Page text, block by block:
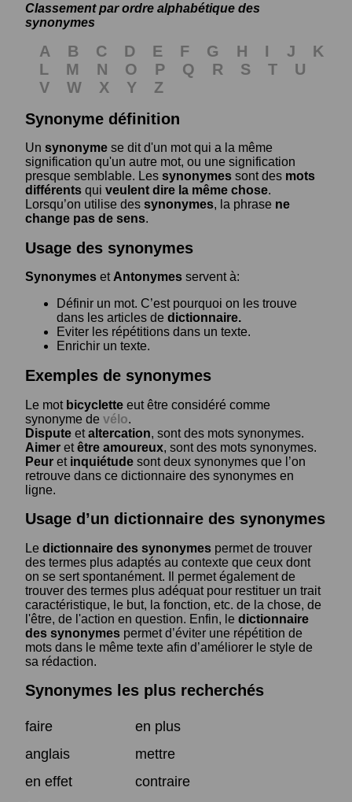
Classement par ordre alphabétique des
synonymes
A B C D E F G H I J
K
L
M N O P Q R S T
U
V
W X Y
Z
Synonyme définition
Un synonyme se dit d'un mot qui a la même
signification qu'un autre mot, ou une signification
presque semblable. Les synonymes sont des mots
différents qui veulent dire la même chose.
Lorsqu’on utilise des synonymes, la phrase ne
change pas de sens.
Usage des synonymes
Synonymes etAntonymes servent à:
Définir un mot. C’est pourquoi on les trouve
dans les articles de dictionnaire.
Eviter les répétitions dans un texte.
Enrichir un texte.
Exemples de synonymes
Le mot bicyclette eut être considéré comme
synonyme de vélo.
Dispute etaltercation, sont des mots synonymes.
Aimer etêtre amoureux, sont des mots synonymes.
Peur et inquiétude sont deux synonymes que l’on
retrouve dans ce dictionnaire des synonymes en
ligne.
Usage d’un dictionnaire des synonymes
Le dictionnaire des synonymes permet de trouver
des termes plus adaptés au contexte que ceux dont
on se sert spontanément. Il permet également de
trouver des termes plus adéquat pour restituer un trait
caractéristique, le but, la fonction, etc. de la chose, de
l'être, de l'action en question. Enfin, le dictionnaire
des synonymes permet d’éviter une répétition de
mots dans le même texte afin d’améliorer le style de
sa rédaction.
Synonymes les plus recherchés
faire
en plus
anglais
mettre
en effet
contraire